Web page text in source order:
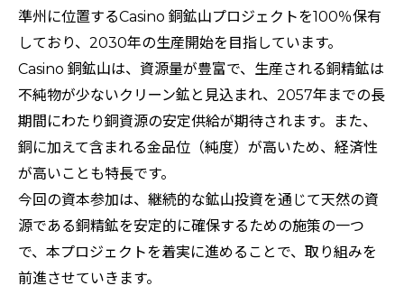
準州に位置するCasino 銅鉱山プロジェクトを100％保有
しており、2030年の生産開始を目指しています。
Casino 銅鉱山は、資源量が豊富で、生産される銅精鉱は
不純物が少ないクリーン鉱と見込まれ、2057年までの長
期間にわたり銅資源の安定供給が期待されます。また、
銅に加えて含まれる金品位（純度）が高いため、経済性
が高いことも特長です。
今回の資本参加は、継続的な鉱山投資を通じて天然の資
源である銅精鉱を安定的に確保するための施策の一つ
で、本プロジェクトを着実に進めることで、取り組みを
前進させていきます。